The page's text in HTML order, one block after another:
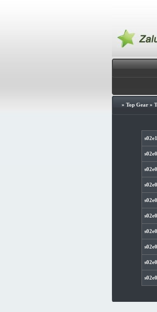
» Top Gear»